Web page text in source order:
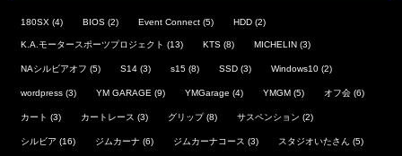
180SX (4) BIOS (2) Event Connect (5) HDD (2)
K.A.モータースポーツプロジェクト (13) KTS (8) MICHELIN (3)
NAシルビアオフ (5) S14 (3) s15 (8) SSD (3) Windows10 (2)
wordpress (3) YM GARAGE (9) YMGarage (4) YMGM (5) オフ会 (6)
カート (3) カートレース (3) グリップ(8) サスペンション (2)
シルビア (16) ジムカーナ (6) ジムカーナコース (3) スタジオいたさん (5)